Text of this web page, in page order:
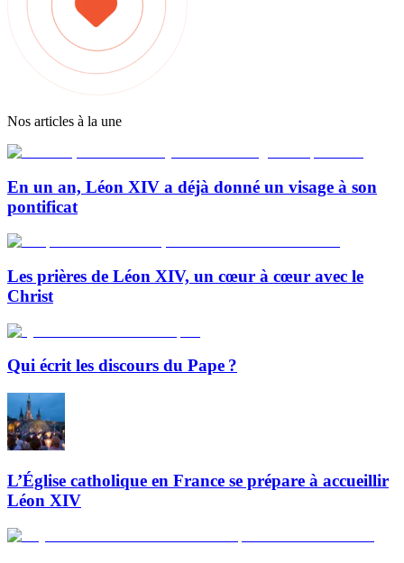
Nos articles à la une
En un an, Léon XIV a déjà donné un visage à son
pontificat
Les prières de Léon XIV, un cœur à cœur avec le
Christ
Qui écrit les discours du Pape ?
L’Église catholique en France se prépare à accueillir
Léon XIV